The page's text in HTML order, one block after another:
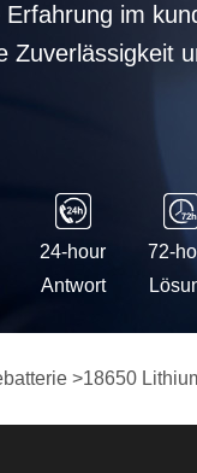
Erfahrung im
Zuverlässigkeit
24-hour
Antwort
72-
>18650